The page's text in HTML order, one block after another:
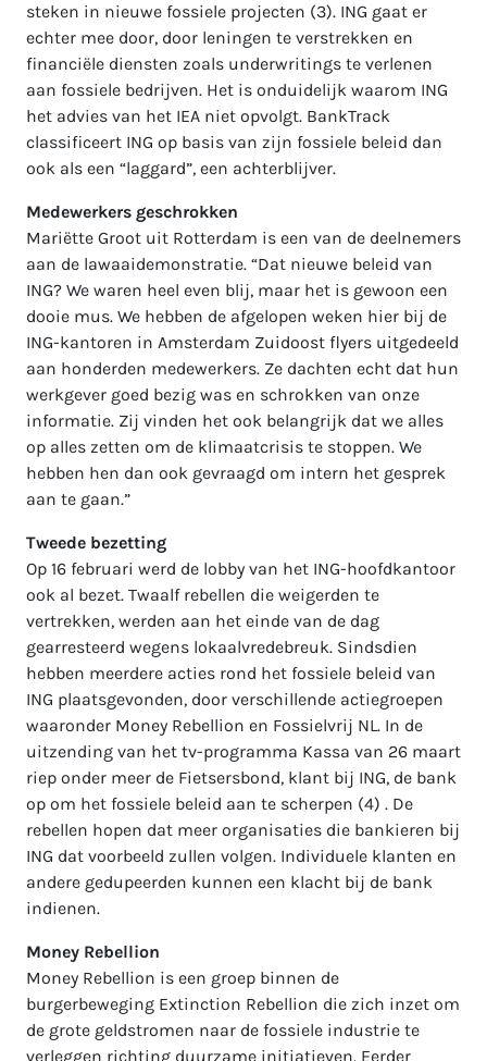
steken in nieuwe fossiele projecten (3). ING gaat er
echter mee door, door leningen te verstrekken en
financiële diensten zoals underwritings te verlenen
aan fossiele bedrijven. Het is onduidelijk waarom ING
het advies van het IEA niet opvolgt. BankTrack
classificeert ING op basis van zijn fossiele beleid dan
ook als een “laggard”, een achterblijver.
Medewerkers geschrokken
Mariëtte Groot uit Rotterdam is een van de deelnemers
aan de lawaaidemonstratie. “Dat nieuwe beleid van
ING? We waren heel even blij, maar het is gewoon een
dooie mus. We hebben de afgelopen weken hier bij de
ING-kantoren in Amsterdam Zuidoost flyers uitgedeeld
aan honderden medewerkers. Ze dachten echt dat hun
werkgever goed bezig was en schrokken van onze
informatie. Zij vinden het ook belangrijk dat we alles
op alles zetten om de klimaatcrisis te stoppen. We
hebben hen dan ook gevraagd om intern het gesprek
aan te gaan.”
Tweede bezetting
Op 16 februari werd de lobby van het ING-hoofdkantoor
ook al bezet. Twaalf rebellen die weigerden te
vertrekken, werden aan het einde van de dag
gearresteerd wegens lokaalvredebreuk. Sindsdien
hebben meerdere acties rond het fossiele beleid van
ING plaatsgevonden, door verschillende actiegroepen
waaronder Money Rebellion en Fossielvrij NL. In de
uitzending van het tv-programma Kassa van 26 maart
riep onder meer de Fietsersbond, klant bij ING, de bank
op om het fossiele beleid aan te scherpen (4) . De
rebellen hopen dat meer organisaties die bankieren bij
ING dat voorbeeld zullen volgen. Individuele klanten en
andere gedupeerden kunnen een klacht bij de bank
indienen.
Money Rebellion
Money Rebellion is een groep binnen de
burgerbeweging Extinction Rebellion die zich inzet om
de grote geldstromen naar de fossiele industrie te
verleggen richting duurzame initiatieven. Eerder